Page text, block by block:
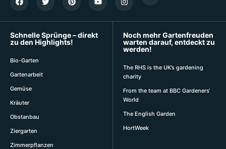
Schnelle Sprünge – direkt
zu den Highlights!
Bio-Garten
Gartenarbeit
Gemüse
Kräuter
Obstanbau
Ziergarten
Zimmerpflanzen
Noch mehr Gartenfreuden
warten darauf, entdeckt zu
werden!
The RHS is the UK’s gardening
charity
From the team at BBC Gardeners‘
World
The English Garden
HortWeek